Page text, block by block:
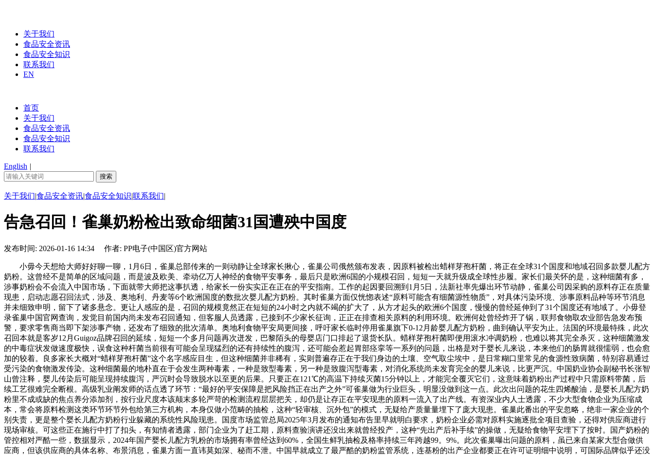
关于我们
食品安全资讯
食品安全知识
联系我们
EN
首页
关于我们
食品安全资讯
食品安全知识
联系我们
English |
关于我们|食品安全资讯|食品安全知识|联系我们|
告急召回！雀巢奶粉检出致命细菌31国遭殃中国度
发布时间: 2026-01-16 14:34 作者: PP电子(中国区)官方网站
小毋今天想给大师好好聊一聊，1月6日，雀巢总部传来的一则动静让全球家长揪心，雀巢公司俄然颁布发表，因原料被检出蜡样芽孢杆菌，将正在全球31个国度和地域召回多款婴儿配方
奶粉。这曾经不是简单的区域问题，而是波及欧美、牵动亿万人神经的食物平安事务，最后只是欧洲6国的小规模召回，短短一天就升级成全球性步履。家长们最关怀的是，这种细菌有多，
涉事奶粉会不会流入中国市场，下面就带大师把这事扒透，给家长一份实实正在正在的平安指南。工作的起因要回溯到1月5日，法新社率先爆出环节动静，雀巢公司因采购的原料存正在质量
现患，启动志愿召回法式，涉及、奥地利、丹麦等6个欧洲国度的数批次婴儿配方奶粉。其时雀巢方面仅恍惚表述“原料可能含有细菌源性物质”，对具体污染环境、涉事原料品种等环节消息
并未细致申明，留下了诸多悬念。更让人感应的是，召回的规模竟然正在短短的24小时之内就不竭的扩大了，从方才起头的欧洲6个国度，慢慢的曾经延伸到了31个国度还有地域了。小毋登
录雀巢中国官网查询，发觉目前国内尚未发布召回通知，但客服人员透露，已接到不少家长征询，正正在排查相关原料的利用环境。欧洲何处曾经炸开了锅，联邦食物取农业部告急发布预
警，要求零售商当即下架涉事产物，还发布了细致的批次清单。奥地利食物平安局更间接，呼吁家长临时停用雀巢旗下0-12月龄婴儿配方奶粉，曲到确认平安为止。法国的环境最特殊，此次
召回本就是客岁12月Guigoz品牌召回的延续，短短一个多月问题再次迸发，巴黎陌头的母婴店门口排起了退货长队。蜡样芽孢杆菌即便用滚水冲调奶粉，也难以将其完全杀灭，这种细菌激发
的中毒症状发做速度极快，误食这种杆菌当前很有可能会呈现猛烈的还有持续性的腹泻，还可能会惹起胃部痉挛等一系列的问题，出格是对于婴长儿来说，本来他们的肠胃就很懦弱，也会愈
加的较着。良多家长大概对“蜡样芽孢杆菌”这个名字感应目生，但这种细菌并非稀有，实则普遍存正在于我们身边的土壤、空气取尘埃中，是日常糊口里常见的食源性致病菌，特别容易通过
受污染的食物激发传染。这种细菌最的地朴直在于会发生两种毒素，一种是致型毒素，另一种是致腹泻型毒素，对消化系统尚未发育完全的婴儿来说，比更严沉。中国奶业协会副秘书长张智
山曾注释，婴儿传染后可能呈现持续腹泻，严沉时会导致脱水以至更的后果。只要正在121℃的高温下持续灭菌15分钟以上，才能完全覆灭它们，这意味着奶粉出产过程中只需原料带菌，后
续工艺很难完全断根。高级乳业阐发师的话点透了环节：“最好的平安保障是把风险挡正在出产之外”可雀巢做为行业巨头，明显没做到这一点。此次出问题的花生四烯酸油，是婴长儿配方奶
粉里不成或缺的焦点养分添加剂，按行业尺度本该颠末多轮严苛的检测流程层层把关，却仍是让存正在平安现患的原料一流入了出产线。有资深业内人士透露，不少大型食物企业为压缩成
本，常会将原料检测这类环节环节外包给第三方机构，本身仅做小范畴的抽检，这种“轻审核、沉外包”的模式，无疑给产质量量埋下了庞大现患。雀巢此番出的平安忽略，绝非一家企业的个
别失责，更是整个婴长儿配方奶粉行业躲藏的系统性风险现患。国度市场监管总局2025年3月发布的通知布告里早就明白要求，奶粉企业必需对原料实施逐批全项目查验，还得对供应商进行
现场审核。可这些正在施行中打了扣头，有知情者透露，部门企业为了赶工期，原料查验演讲还没出来就曾经投产，这种“先出产后补手续”的操做，无疑给食物平安埋下了按时。国产奶粉的
管控相对严酷一些，数据显示，2024年国产婴长儿配方乳粉的市场拥有率曾经达到60%，全国生鲜乳抽检及格率持续三年跨越99。9%。此次雀巢曝出问题的原料，虽已来自某家大型合做供
应商，但该供应商的具体名称、布景消息，雀巢方面一直讳莫如深、秘而不泄。中国早就成立了最严酷的奶粉监管系统，连基粉的出产企业都要正在许可证明细中说明，可国际品牌似乎还没